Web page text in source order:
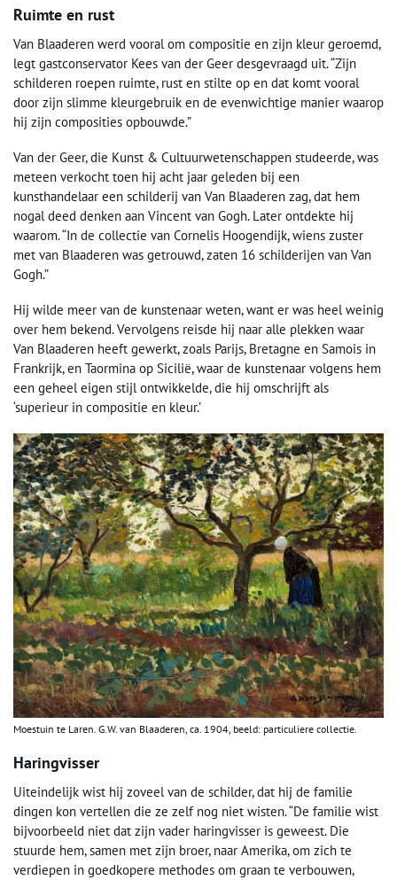
Ruimte en rust
Van Blaaderen werd vooral om compositie en zijn kleur geroemd,
legt gastconservator Kees van der Geer desgevraagd uit. “Zijn
schilderen roepen ruimte, rust en stilte op en dat komt vooral
door zijn slimme kleurgebruik en de evenwichtige manier waarop
hij zijn composities opbouwde.”
Van der Geer, die Kunst & Cultuurwetenschappen studeerde, was
meteen verkocht toen hij acht jaar geleden bij een
kunsthandelaar een schilderij van Van Blaaderen zag, dat hem
nogal deed denken aan Vincent van Gogh. Later ontdekte hij
waarom. “In de collectie van Cornelis Hoogendijk, wiens zuster
met van Blaaderen was getrouwd, zaten 16 schilderijen van Van
Gogh.”
Hij wilde meer van de kunstenaar weten, want er was heel weinig
over hem bekend. Vervolgens reisde hij naar alle plekken waar
Van Blaaderen heeft gewerkt, zoals Parijs, Bretagne en Samois in
Frankrijk, en Taormina op Sicilië, waar de kunstenaar volgens hem
een geheel eigen stijl ontwikkelde, die hij omschrijft als
‘superieur in compositie en kleur.’
Moestuin te Laren. G.W. van Blaaderen, ca. 1904, beeld: particuliere collectie.
Haringvisser
Uiteindelijk wist hij zoveel van de schilder, dat hij de familie
dingen kon vertellen die ze zelf nog niet wisten. “De familie wist
bijvoorbeeld niet dat zijn vader haringvisser is geweest. Die
stuurde hem, samen met zijn broer, naar Amerika, om zich te
verdiepen in goedkopere methodes om graan te verbouwen,